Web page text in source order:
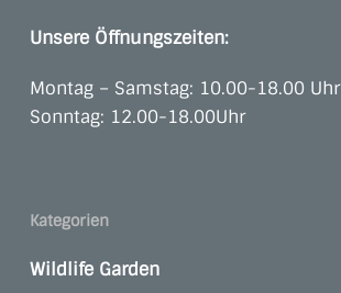
Unsere Öffnungszeiten:
Montag – Samstag: 10.00-18.00 Uhr
Sonntag: 12.00-18.00Uhr
Kategorien
Wildlife Garden